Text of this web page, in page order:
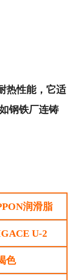
热性能，它适
钢铁厂连铸
润滑脂
U-2
色